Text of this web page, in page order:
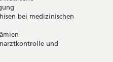
bei medizinischen
und